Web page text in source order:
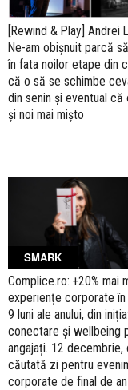
[Rewind & Play] Andrei
Ne-am obișnuit parcă
în fata noilor etape din
că o să se schimbe
din senin și eventual că
și noi mai mișto
SMARK
Complice.ro: +20% mai
experiențe corporate în
9 luni ale anului, din
conectare și wellbeing
angajați. 12 decembrie,
căutată zi pentru
corporate de final de an